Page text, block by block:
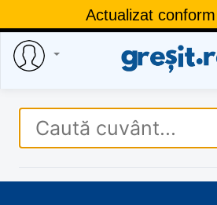
Actualizat